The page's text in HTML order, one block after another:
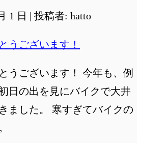
1 日 | 投稿者: hatto
うございます！
うございます！ 今年も、例
日の出を見にバイクで大井
ました。 寒すぎてバイクの